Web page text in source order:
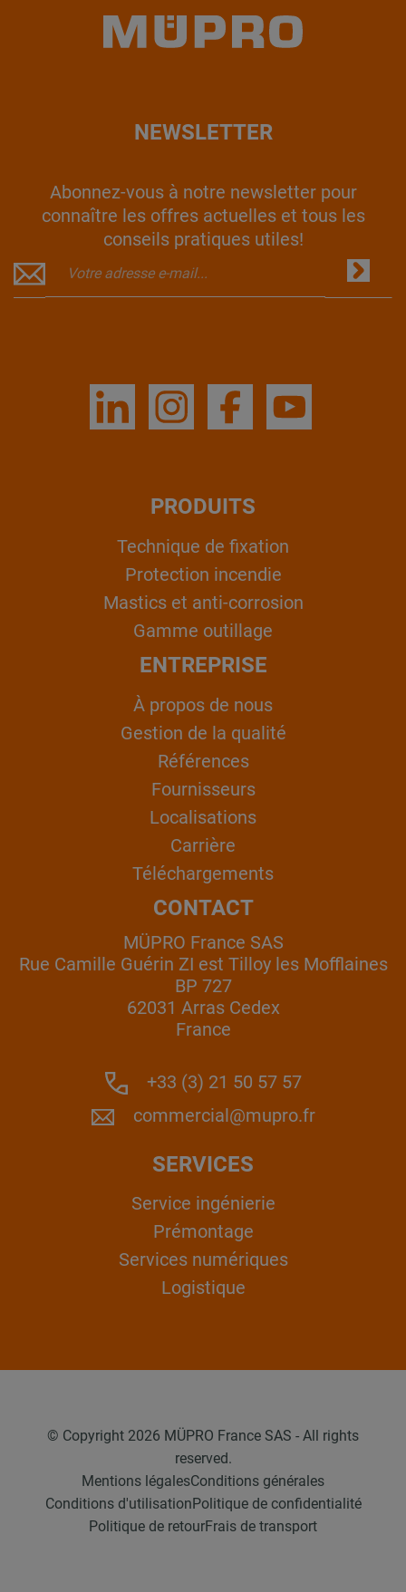
NEWSLETTER
Abonnez-vous à notre newsletter pour
connaître les offres actuelles et tous les
conseils pratiques utiles!
PRODUITS
Technique de fixation
Protection incendie
Mastics et anti-corrosion
Gamme outillage
ENTREPRISE
À propos de nous
Gestion de la qualité
Références
Fournisseurs
Localisations
Carrière
Téléchargements
CONTACT
MÜPRO France SAS
Rue Camille Guérin ZI est Tilloy les Mofflaines
BP 727
62031 Arras Cedex
France
+33 (3) 21 50 57 57
commercial@mupro.fr
SERVICES
Service ingénierie
Prémontage
Services numériques
Logistique
© Copyright 2026 MÜPRO France SAS - All rights
reserved.
Mentions légalesConditions générales
Conditions d'utilisationPolitique de confidentialité
Politique de retourFrais de transport